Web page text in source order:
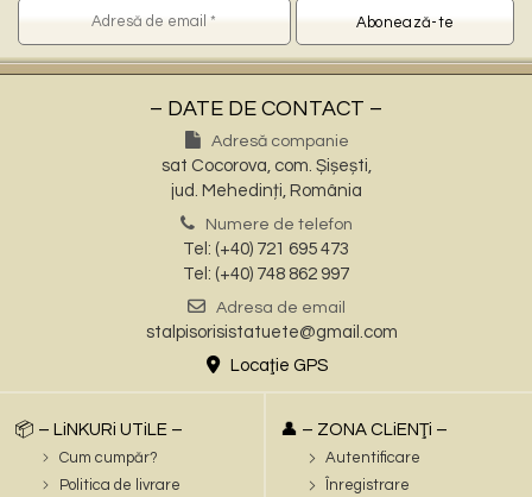
– DATE DE CONTACT –
Adresă companie
sat Cocorova, com. Șișești,
jud. Mehedinți, România
Numere de telefon
Tel: (+40) 721 695 473
Tel: (+40) 748 862 997
Adresa de email
stalpisorisistatuete@gmail.com
Locaţie GPS
📦 – LiNKURi UTiLE –
Cum cumpăr?
Politica de livrare
👤 – ZONA CLiENŢi –
Autentificare
Înregistrare